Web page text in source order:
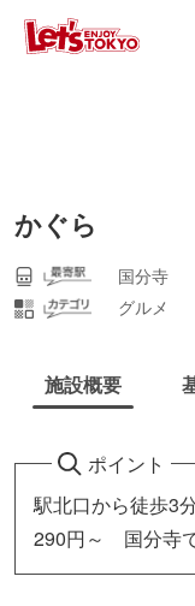
かぐら
国分寺
グルメ
施設概要
ポイント
駅北口から徒歩3
290円～ 国分寺